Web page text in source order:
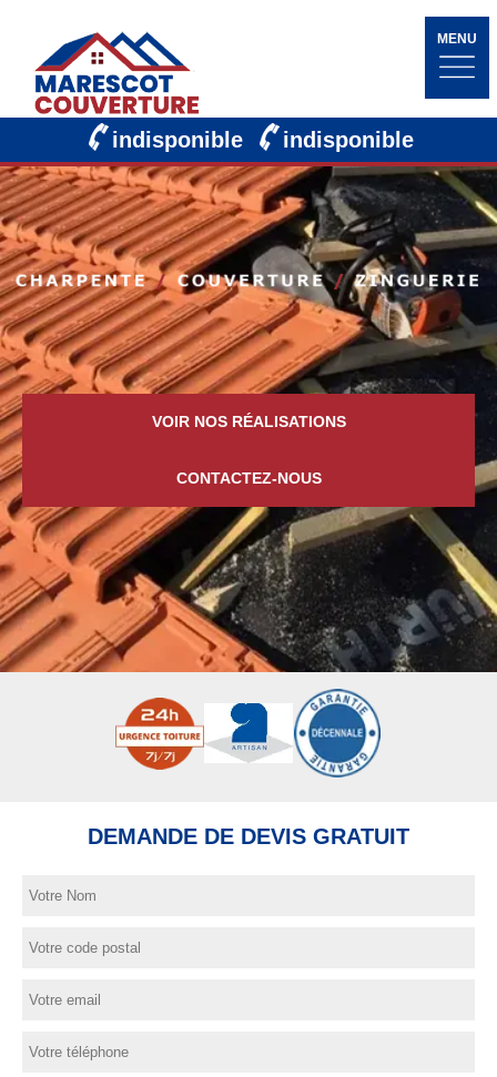
MENU
indisponible indisponible
VOIR NOS RÉALISATIONS
CONTACTEZ-NOUS
DEMANDE DE DEVIS GRATUIT